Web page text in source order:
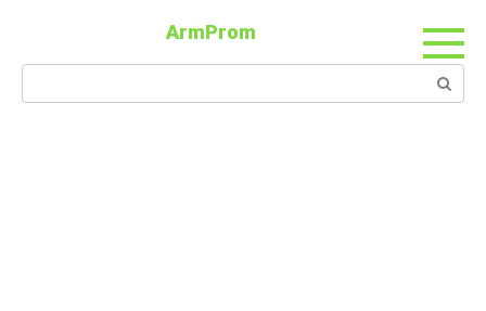
ArmProm